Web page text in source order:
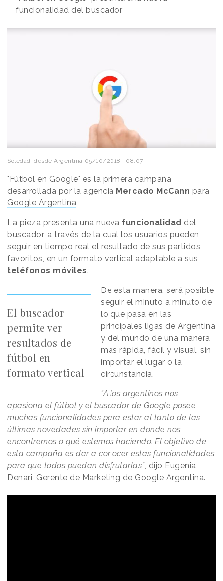
funcionalidad del buscador
Soledad_desde Argentina 05/10/2018 · 08:07
"Fútbol en Google" es la primera campaña
desarrollada por la agencia Mercado McCann para
Google Argentina,
La pieza presenta una nueva funcionalidad del
buscador, a través de la cual los usuarios pueden
seguir en tiempo real el resultado de sus partidos
favoritos, en un formato vertical adaptable a sus
teléfonos móviles.
El buscador
permite ver
resultados de
fútbol en
formato vertical
De esta manera, será posible
seguir el minuto a minuto de
lo que pasa en las
principales ligas de Argentina
y del mundo de una manera
más rápida, fácil y visual, sin
importar el lugar o la
circunstancia.
“A los argentinos nos
apasiona el fútbol y el buscador de Google posee
muchas funcionalidades para estar al tanto de las
últimas novedades sin importar en donde nos
encontremos o qué estemos haciendo. El objetivo de
esta campaña es dar a conocer estas funcionalidades
para que todos puedan disfrutarlas”, dijo Eugenia
Denari, Gerente de Marketing de Google Argentina.